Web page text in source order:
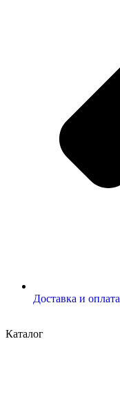
Доставка и оплата
Каталог